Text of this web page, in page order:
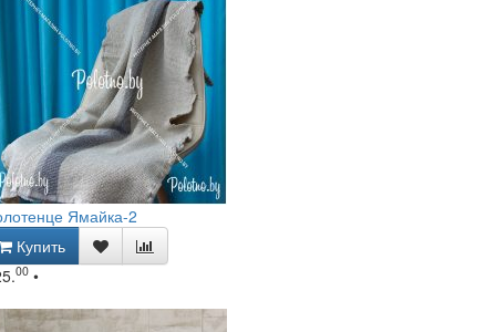
Ямайка-2
Купить
00 •